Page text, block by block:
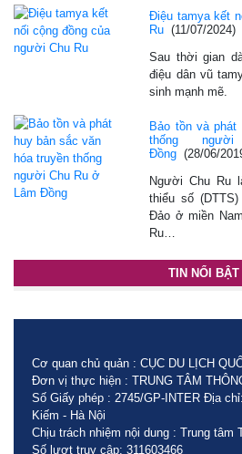
Điệu tamya kết
Ru (11/07/2024)
Sau thời gian
điệu dân vũ
sinh mạnh mẽ.
Bảo tồn và phát
thống
Đồng (28/06/
Người Chu Ru
thiểu số
Ðảo ở miền
Ru…
TIN NỔI BẬT
Cơ quan chủ quản : CỤC DU LỊCH
Đơn vị thực hiện : TRUNG TÂM
Số Giấy phép : 2745/GP-INTER Địa
Kiếm - Hà Nội
Chịu trách nhiệm nội dung : Trung tâm
Số lượt truy cập: 311603466